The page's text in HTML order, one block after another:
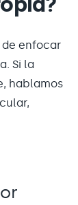
de enfocar
Si la
hablamos